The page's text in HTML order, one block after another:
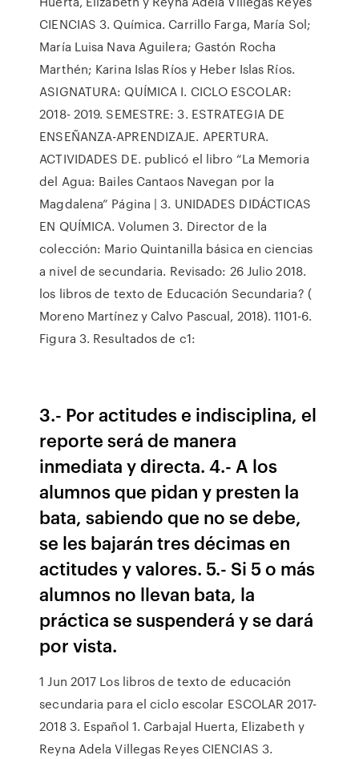
CIENCIAS 3. Química. Carrillo Farga, María Sol;
María Luisa Nava Aguilera; Gastón Rocha
Marthén; Karina Islas Ríos y Heber Islas Ríos.
ASIGNATURA: QUÍMICA I. CICLO ESCOLAR:
2018- 2019. SEMESTRE: 3. ESTRATEGIA DE
ENSEÑANZA-APRENDIZAJE. APERTURA.
ACTIVIDADES DE. publicó el libro “La Memoria
del Agua: Bailes Cantaos Navegan por la
Magdalena” Página | 3. UNIDADES DIDÁCTICAS
EN QUÍMICA. Volumen 3. Director de la
colección: Mario Quintanilla básica en ciencias
a nivel de secundaria. Revisado: 26 Julio 2018.
los libros de texto de Educación Secundaria? (
Moreno Martínez y Calvo Pascual, 2018). 1101-6.
Figura 3. Resultados de c1:
3.- Por actitudes e indisciplina, el
reporte será de manera
inmediata y directa. 4.- A los
alumnos que pidan y presten la
bata, sabiendo que no se debe,
se les bajarán tres décimas en
actitudes y valores. 5.- Si 5 o más
alumnos no llevan bata, la
práctica se suspenderá y se dará
por vista.
1 Jun 2017 Los libros de texto de educación
secundaria para el ciclo escolar ESCOLAR 2017-
2018 3. Español 1. Carbajal Huerta, Elizabeth y
Reyna Adela Villegas Reyes CIENCIAS 3.